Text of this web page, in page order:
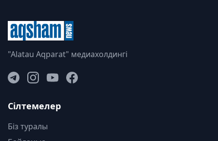
"Alatau Aqparat" медиахолдингі
Сілтемелер
Біз туралы